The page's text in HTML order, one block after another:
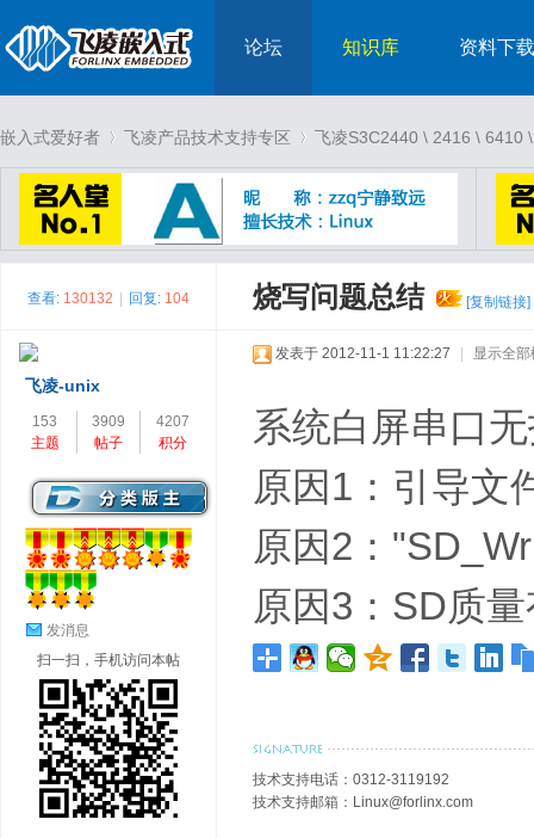
论坛 知识库 资料下载
嵌入式爱好者 飞凌产品技术支持专区 飞凌S3C2440 \ 2416 \ 6410
查看: 130132 回复: 104 烧写问题总结 [复制链接]
飞凌-unix
153
主题
3909
帖子
4207
积分
发消息
扫一扫，手机访问本帖
发表于 2012-11-1 11:22:27 显示全部
系统白屏串口
原因1：引导文
原因2：
原因3：SD质
技术支持电话：0312-3119192
技术支持邮箱：Linux@forlinx.com